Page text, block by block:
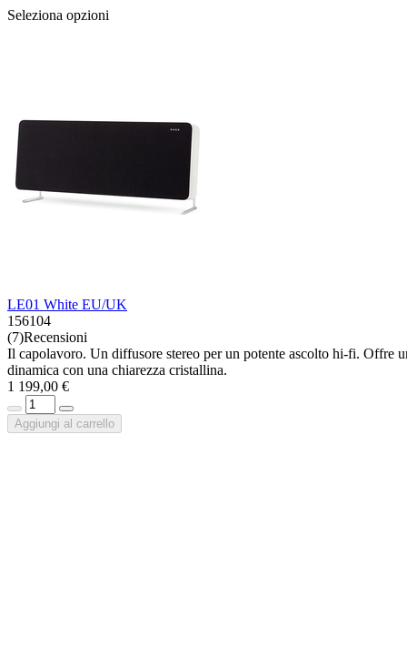
Seleziona opzioni
LE01 White EU/UK
156104
(7)Recensioni
Il capolavoro. Un diffusore stereo per un potente ascolto hi-fi. Offre
dinamica con una chiarezza cristallina.
1 199,00 €
Aggiungi al carrello